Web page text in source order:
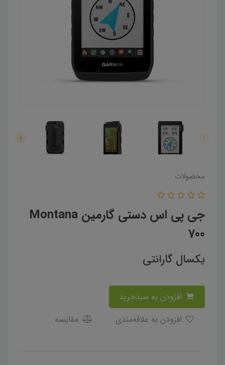
محصولات
جی پی اس دستی گارمین Montana
700
یکسال گارانتی
مقایسه